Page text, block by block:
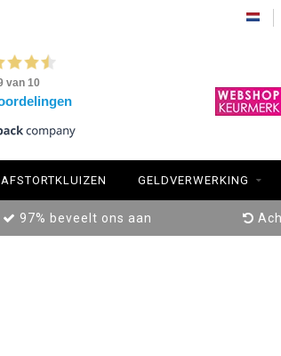
AFSTORTKLUIZEN GELDVERWERKING
97% beveelt ons aan